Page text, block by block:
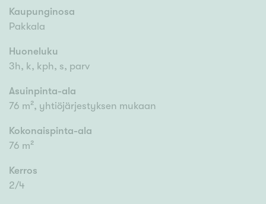
Kaupunginosa
Pakkala
Huoneluku
3h, k, kph, s, parv
Asuinpinta-ala
76 m², yhtiöjärjestyksen mukaan
Kokonaispinta-ala
76 m²
Kerros
2/4